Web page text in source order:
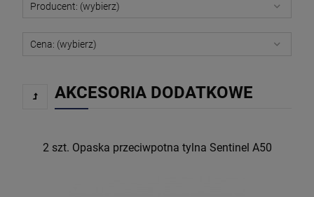
Producent: (wybierz)
Cena: (wybierz)
AKCESORIA DODATKOWE
2 szt. Opaska przeciwpotna tylna Sentinel A50